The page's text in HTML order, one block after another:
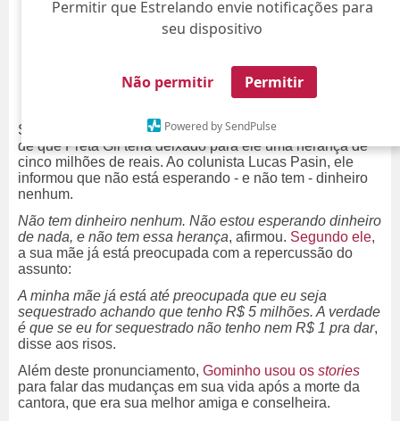
Permitir que Estrelando envie notificações para
seu dispositivo
Não permitir Permitir
Powered by SendPulse
Se pronunciou! Gominho decidiu falar sobre os rumores
de que Preta Gil teria deixado para ele uma herança de
cinco milhões de reais. Ao colunista Lucas Pasin, ele
informou que não está esperando - e não tem - dinheiro
nenhum.
Não tem dinheiro nenhum. Não estou esperando dinheiro
de nada, e não tem essa herança, afirmou. Segundo ele,
a sua mãe já está preocupada com a repercussão do
assunto:
A minha mãe já está até preocupada que eu seja
sequestrado achando que tenho R$ 5 milhões. A verdade
é que se eu for sequestrado não tenho nem R$ 1 pra dar,
disse aos risos.
Além deste pronunciamento, Gominho usou os stories
para falar das mudanças em sua vida após a morte da
cantora, que era sua melhor amiga e conselheira.